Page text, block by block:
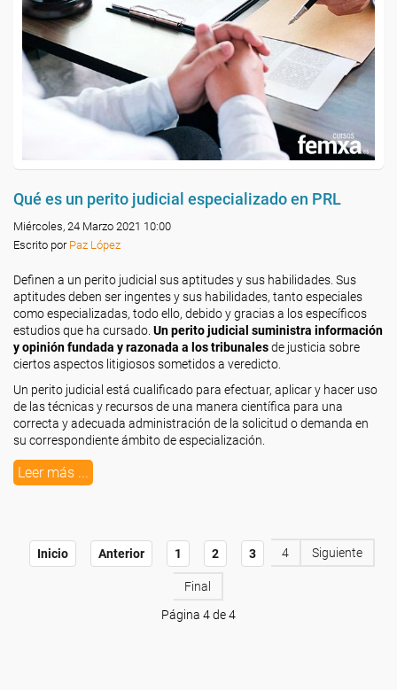
Qué es un perito judicial especializado en PRL
Miércoles, 24 Marzo 2021 10:00
Escrito por Paz López
Definen a un perito judicial sus aptitudes y sus habilidades. Sus
aptitudes deben ser ingentes y sus habilidades, tanto especiales
como especializadas, todo ello, debido y gracias a los específicos
estudios que ha cursado. Un perito judicial suministra información
y opinión fundada y razonada a los tribunalesde justicia sobre
ciertos aspectos litigiosos sometidos a veredicto.
Un perito judicial está cualificado para efectuar, aplicar y hacer uso
de las técnicas y recursos de una manera científica para una
correcta y adecuada administración de la solicitud o demanda en
su correspondiente ámbito de especialización.
Leer más ...
Inicio Anterior 1 2 3 4 Siguiente
Final
Página 4 de 4